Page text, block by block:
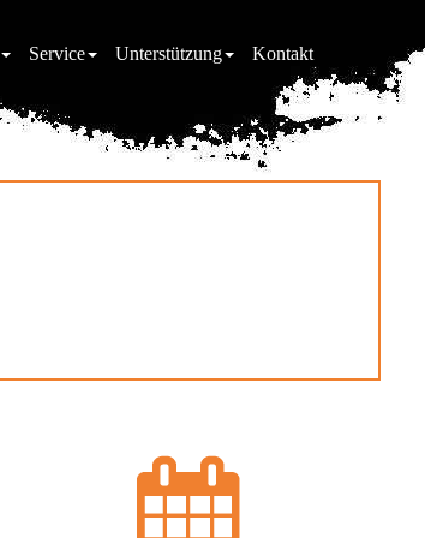
Service Unterstützung Kontakt